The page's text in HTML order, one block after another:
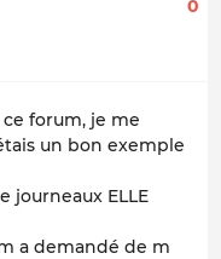
0
forum, je me
un bon exemple
journeaux ELLE
a demandé de m